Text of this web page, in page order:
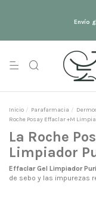
Envío
Inicio Parafarmacia
Roche Posay Effaclar +M
La Roche
Limpiador
Effaclar Gel Limpiador
de sebo y las impurezas